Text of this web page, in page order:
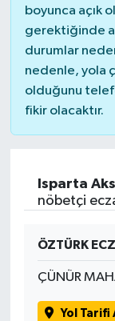
boyunca açık
gerektiğinde
durumlar
nedenle, yola
olduğunu
fikir olacaktır.
Isparta
nöbetçi
ÖZTÜRK
ÇÜNÜR
Yol Tarifi